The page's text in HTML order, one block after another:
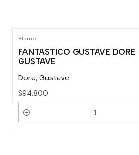
Blume
FANTASTICO GUSTAVE
GUSTAVE
Dore, Gustave
$94.800
Cantidad